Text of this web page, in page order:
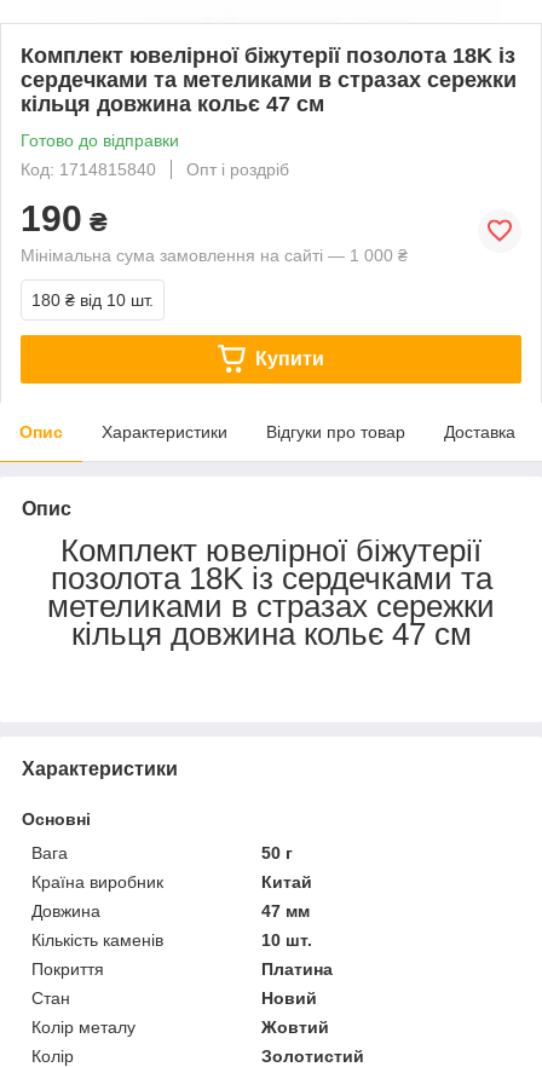
Комплект ювелірної біжутерії позолота 18K із
сердечками та метеликами в стразах сережки
кільця довжина кольє 47 см
Готово до відправки
Код: 1714815840
Опт і роздріб
190 ₴
Мінімальна сума замовлення на сайті — 1 000 ₴
180 ₴ від 10 шт.
Купити
Опис Характеристики Відгуки про товар Доставка
Опис
Комплект ювелірної біжутерії
позолота 18K із сердечками та
метеликами в стразах сережки
кільця довжина кольє 47 см
Характеристики
Основні
Вага
50 г
Країна виробник
Китай
Довжина
47 мм
Кількість каменів
10 шт.
Покриття
Платина
Стан
Новий
Колір металу
Жовтий
Колір
Золотистий